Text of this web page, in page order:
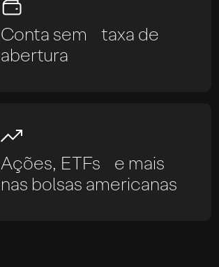
Conta sem taxa de
abertura
Ações, ETFs e mais
nas bolsas americanas